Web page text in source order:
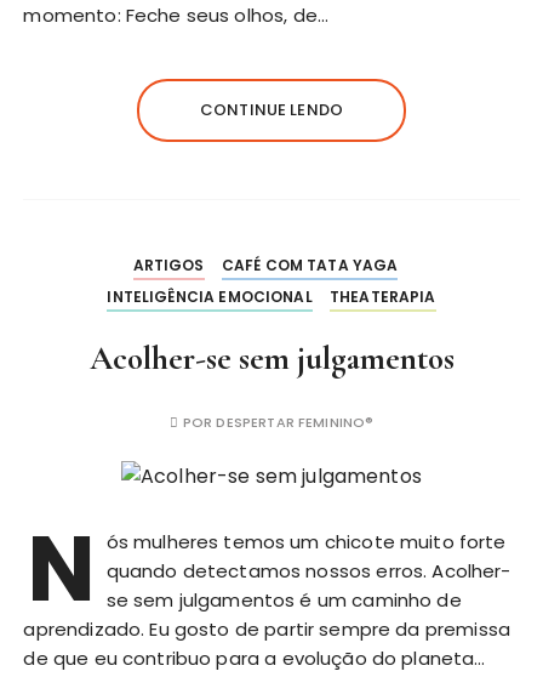
momento: Feche seus olhos, de…
CONTINUE LENDO
ARTIGOS
CAFÉ COM TATA YAGA
INTELIGÊNCIA EMOCIONAL
THEATERAPIA
Acolher-se sem julgamentos
PORDESPERTAR FEMININO®
N
ós mulheres temos um chicote muito forte
quando detectamos nossos erros. Acolher-
se sem julgamentos é um caminho de
aprendizado. Eu gosto de partir sempre da premissa
de que eu contribuo para a evolução do planeta…